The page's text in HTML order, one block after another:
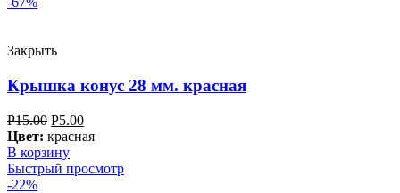
Закрыть
Крышка конус 28 мм. красная
Р15.00 Р5.00
Цвет: красная
В корзину
Быстрый просмотр
-22%